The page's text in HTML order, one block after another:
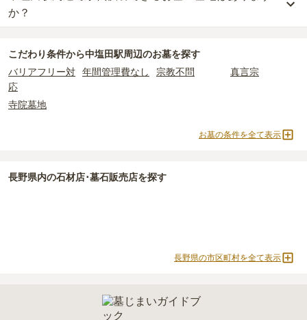
なお、お墓によっては以下の費用が別途かかる場合があります。
・納骨式の費用
：お墓に遺骨を納める儀式のための費用。僧侶に渡
すお布施、会食などの費用がかかります。
・
ます。
正確な費用は、区画や石材の選び方によって大きく変わるため、見
必ず確認することをおすすめします。
されています。
価格の目安は、1名あたり5万円〜30万円程度です。
中塩田駅周辺で安価なお墓を探したい場合は、
替えてお墓を探すのがおすすめです。
公営霊園は民営の霊園と異なり、契約にあたって応募資格が設けら
主な条件として、遺骨がすでにある、該当の市区町村に一定年数以
上住んでいるなどが挙げられます。
条件を満たさない場合は、申し込み自体ができないことも多いた
め、事前の確認が重要です。
自然葬をお考えの場合は、海洋散骨もご検討ください。
か？
永代供養をお考えの場合は、海洋散骨もご検討ください。
こだわり条件から中塩田駅周辺のお墓を探す
バリアフリー対
応
年間管理費なし 宗教不問 真言宗
寺院墓地
お墓の条件を全て表示
長野県内の石材店･墓石販売店を探す
長野県の市区町村を全て表示